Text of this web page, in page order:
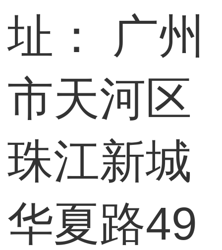
址：
广州
市天河区
珠江新城
华夏路49